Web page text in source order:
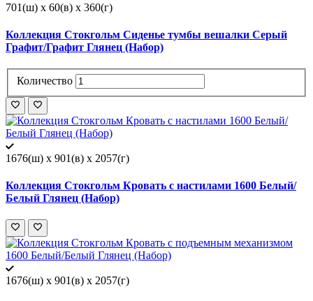
701(ш) x 60(в) x 360(г)
Коллекция Стокгольм Сиденье тумбы вешалки Серый
Графит/Графит Глянец (Набор)
Количество
1676(ш) x 901(в) x 2057(г)
Коллекция Стокгольм Кровать с настилами 1600 Белый/
Белый Глянец (Набор)
1676(ш) x 901(в) x 2057(г)